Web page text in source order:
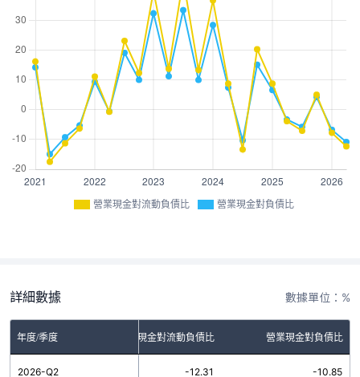
營業現金對流動負債比 營業現金對負債比
詳細數據 數據單位：%
年度/季度 營業現金對流動負債比 營業現金對負債比
2026-Q2 -12.31 -10.85